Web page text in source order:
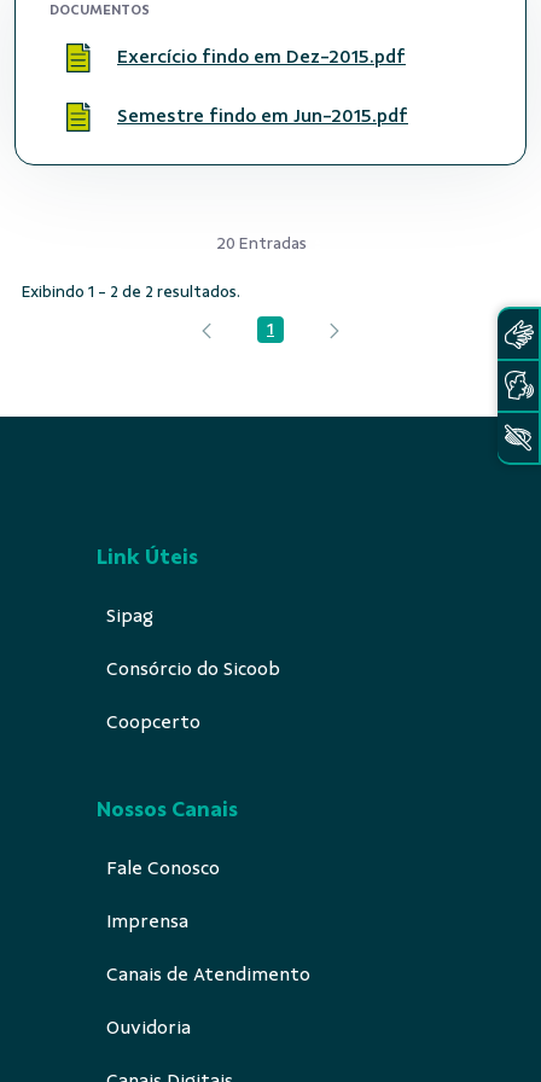
DOCUMENTOS
Exercício findo em Dez-2015.pdf
Semestre findo em Jun-2015.pdf
20 Entradas
Exibindo 1 - 2 de 2 resultados.
Página
1
Link Úteis
Sipag
Consórcio do Sicoob
Coopcerto
Nossos Canais
Fale Conosco
Imprensa
Canais de Atendimento
Ouvidoria